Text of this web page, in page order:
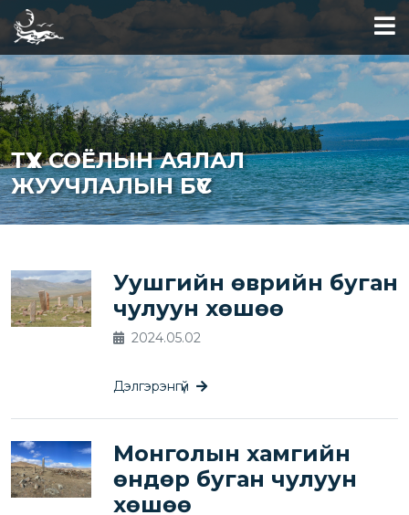
ТҮҮХ СОЁЛЫН АЯЛАЛ
ЖУУЧЛАЛЫН БҮС
Уушгийн өврийн буган
чулуун хөшөө
2024.05.02
Дэлгэрэнгүй
Монголын хамгийн
өндөр буган чулуун
хөшөө